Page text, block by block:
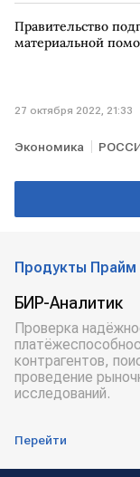
Нефть Газ
Правительство
материальной
27 октября 2022, 21:33
Экономика
частичная
Продукты Прайм
БИР-Аналитик
Проверка
контрагентов,
проведение
исследований.
Перейти